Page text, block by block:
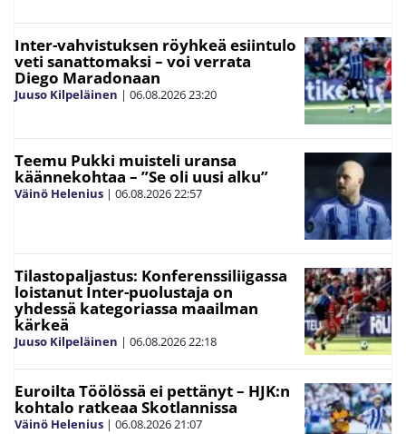
Inter-vahvistuksen röyhkeä esiintulo
veti sanattomaksi – voi verrata
Diego Maradonaan
Juuso Kilpeläinen | 06.08.202623:20
Teemu Pukki muisteli uransa
käännekohtaa – ”Se oli uusi alku”
Väinö Helenius | 06.08.202622:57
Tilastopaljastus: Konferenssiliigassa
loistanut Inter-puolustaja on
yhdessä kategoriassa maailman
kärkeä
Juuso Kilpeläinen | 06.08.202622:18
Euroilta Töölössä ei pettänyt – HJK:n
kohtalo ratkeaa Skotlannissa
Väinö Helenius | 06.08.202621:07